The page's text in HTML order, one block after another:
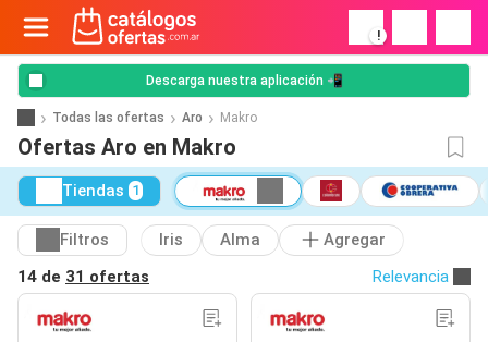
!
Descarga nuestra aplicación 📲
Todas las ofertas Aro Makro
Ofertas Aro en Makro
Tiendas 1
Filtros Iris Alma
Agregar
14 de 31 ofertas Relevancia